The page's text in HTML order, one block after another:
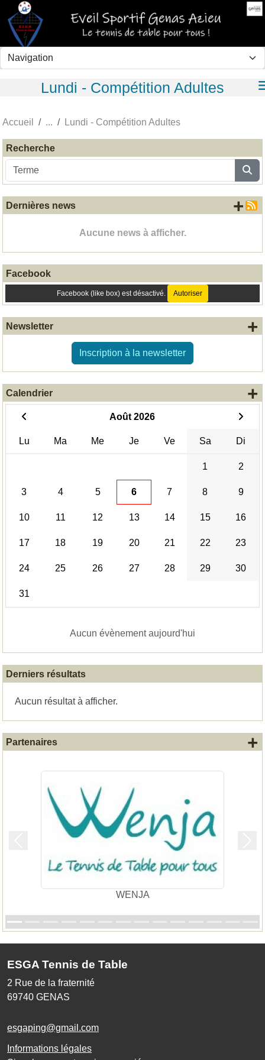
Lundi - Compétition Adultes
Accueil Lundi - Compétition Adultes
Recherche
Dernières news
Aucune news à afficher.
+
Facebook
Facebook (like box) est désactivé. Autoriser
Newsletter
Inscription à la newsletter
+
Calendrier
Août 2026
Lu Ma Me Je Ve Sa Di
1 2
3 4 5 6 7 8 9
10 11 12 13 14 15 16
17 18 19 20 21 22 23
24 25 26 27 28 29 30
31
Aucun évènement aujourd'hui
+
Derniers résultats
Aucun résultat à afficher.
Partenaires
WENJA
+
ESGA Tennis de Table
2 Rue de la fraternité
69740 GENAS
esgaping@gmail.com
Informations légales
Panneau de gestion des cookies